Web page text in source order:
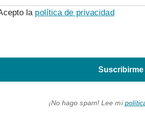
la política de privacidad
Suscribirme
¡No hago spam! Lee mi